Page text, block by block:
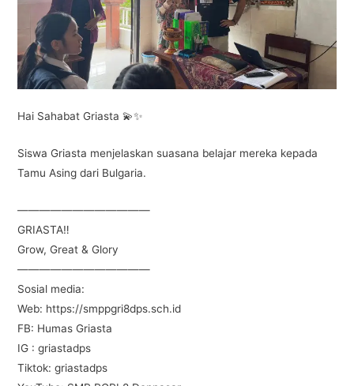
Hai Sahabat Griasta 💫✨
Siswa Griasta menjelaskan suasana belajar mereka kepada
Tamu Asing dari Bulgaria.
————————————
GRIASTA‼
Grow, Great & Glory
————————————
Sosial media:
Web: https://smppgri8dps.sch.id
FB: Humas Griasta
IG : griastadps
Tiktok: griastadps